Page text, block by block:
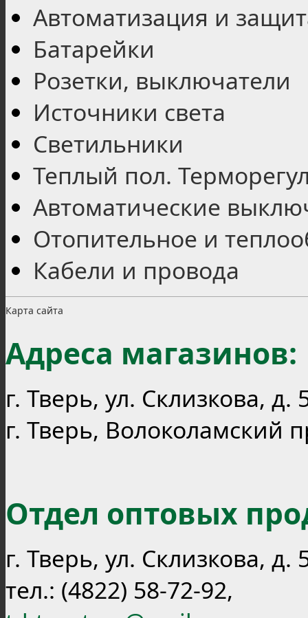
Автоматизация и
Батарейки
Розетки, выключатели
Источники света
Светильники
Теплый пол.
Автоматические
Отопительное и
Кабели и провода
Карта сайта
Адреса магазинов:
г. Тверь, ул. Склизкова, д.
г. Тверь, Волоколамский
Отдел оптовых
г. Тверь, ул. Склизкова, д.
тел.: (4822) 58-72-92,